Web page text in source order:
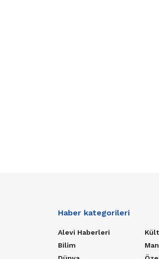
Haber kategorileri
Alevi Haberleri
Bilim